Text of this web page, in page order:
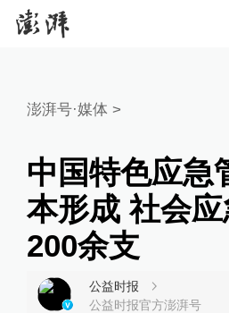
澎湃号·媒体 >
中国特色应急
本形成 社会
200余支
公益时报
公益时报官方澎湃号